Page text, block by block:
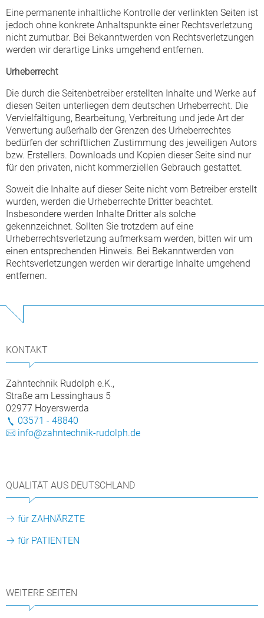
Eine permanente inhaltliche Kontrolle der verlinkten Seiten ist
jedoch ohne konkrete Anhaltspunkte einer Rechtsverletzung
nicht zumutbar. Bei Bekanntwerden von Rechtsverletzungen
werden wir derartige Links umgehend entfernen.
Urheberrecht
Die durch die Seitenbetreiber erstellten Inhalte und Werke auf
diesen Seiten unterliegen dem deutschen Urheberrecht. Die
Vervielfältigung, Bearbeitung, Verbreitung und jede Art der
Verwertung außerhalb der Grenzen des Urheberrechtes
bedürfen der schriftlichen Zustimmung des jeweiligen Autors
bzw. Erstellers. Downloads und Kopien dieser Seite sind nur
für den privaten, nicht kommerziellen Gebrauch gestattet.
Soweit die Inhalte auf dieser Seite nicht vom Betreiber erstellt
wurden, werden die Urheberrechte Dritter beachtet.
Insbesondere werden Inhalte Dritter als solche
gekennzeichnet. Sollten Sie trotzdem auf eine
Urheberrechtsverletzung aufmerksam werden, bitten wir um
einen entsprechenden Hinweis. Bei Bekanntwerden von
Rechtsverletzungen werden wir derartige Inhalte umgehend
entfernen.
KONTAKT
Zahntechnik Rudolph e.K.,
Straße am Lessinghaus 5
02977 Hoyerswerda
03571 - 48840
info@zahntechnik-rudolph.de
QUALITÄT AUS DEUTSCHLAND
für ZAHNÄRZTE
für PATIENTEN
WEITERE SEITEN